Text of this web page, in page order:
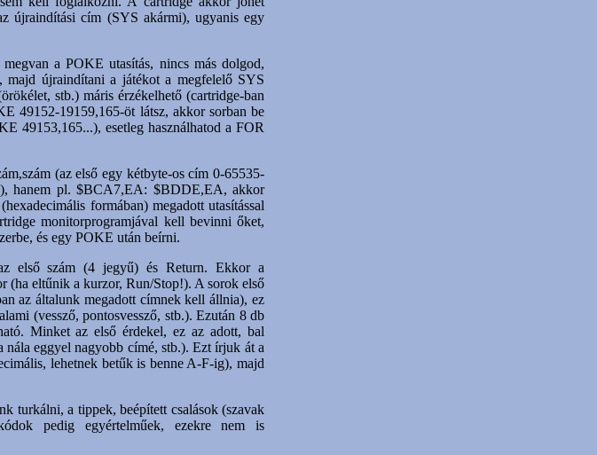
újraindítási cím (SYS akármi), ugyanis egy
a POKE utasítás, nincs más dolgod,
újraindítani a játékot a megfelelő SYS
stb.) máris érzékelhető (cartridge-ban
49152-19159,165-öt látsz, akkor sorban be
49153,165...), esetleg használhatod a FOR
(az első egy kétbyte-os cím 0-65535-
hanem pl. $BCA7,EA: $BDDE,EA, akkor
formában) megadott utasítással
monitorprogramjával kell bevinni őket,
és egy POKE után beírni.
első szám (4 jegyű) és Return. Ekkor a
(ha eltűnik a kurzor, Run/Stop!). A sorok első
az általunk megadott címnek kell állnia), ez
(vessző, pontosvessző, stb.). Ezután 8 db
Minket az első érdekel, ez az adott, bal
eggyel nagyobb címé, stb.). Ezt írjuk át a
lehetnek betűk is benne A-F-ig), majd
turkálni, a tippek, beépített csalások (szavak
pedig egyértelműek, ezekre nem is